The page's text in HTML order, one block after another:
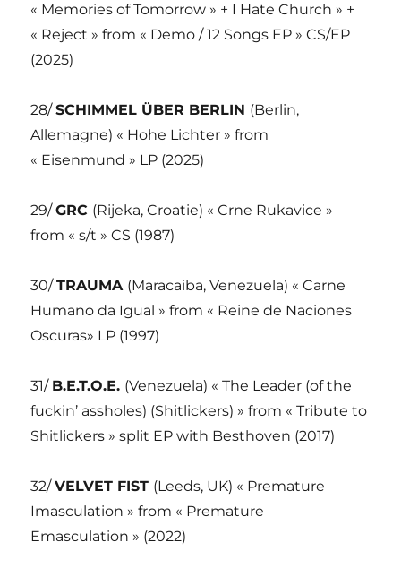
« Memories of Tomorrow » + I Hate Church » +
« Reject » from « Demo / 12 Songs EP » CS/EP
(2025)
28/SCHIMMEL ÜBER BERLIN (Berlin,
Allemagne) « Hohe Lichter » from
« Eisenmund » LP (2025)
29/GRC (Rijeka, Croatie) « Crne Rukavice »
from « s/t » CS (1987)
30/TRAUMA (Maracaiba, Venezuela) « Carne
Humano da Igual » from « Reine de Naciones
Oscuras» LP (1997)
31/ B.E.T.O.E. (Venezuela) « The Leader (of the
fuckin’ assholes) (Shitlickers) » from « Tribute to
Shitlickers » split EP with Besthoven (2017)
32/VELVET FIST (Leeds, UK) « Premature
Imasculation » from « Premature
Emasculation » (2022)